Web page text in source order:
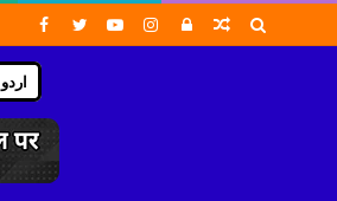
Random
Log
Instagram
YouTube
Twitter
Facebook
اردو